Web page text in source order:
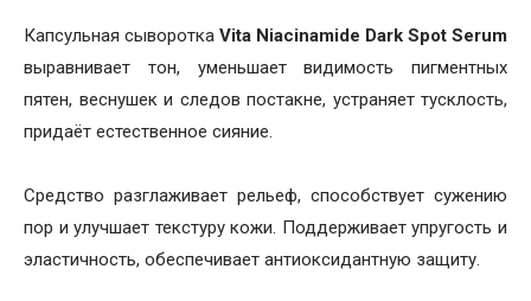
Капсульная сыворотка Vita Niacinamide Dark Spot Serum
выравнивает тон, уменьшает видимость пигментных
пятен, веснушек и следов постакне, устраняет тусклость,
придаёт естественное сияние.
Средство разглаживает рельеф, способствует сужению
пор и улучшает текстуру кожи. Поддерживает упругость и
эластичность, обеспечивает антиоксидантную защиту.